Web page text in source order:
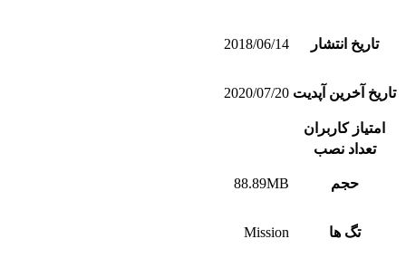
تاریخ انتشار 2018/06/14
تاریخ آخرین آپدیت 2020/07/20
امتیاز کاربران
تعداد نصب
حجم 88.89MB
تگ ها Mission